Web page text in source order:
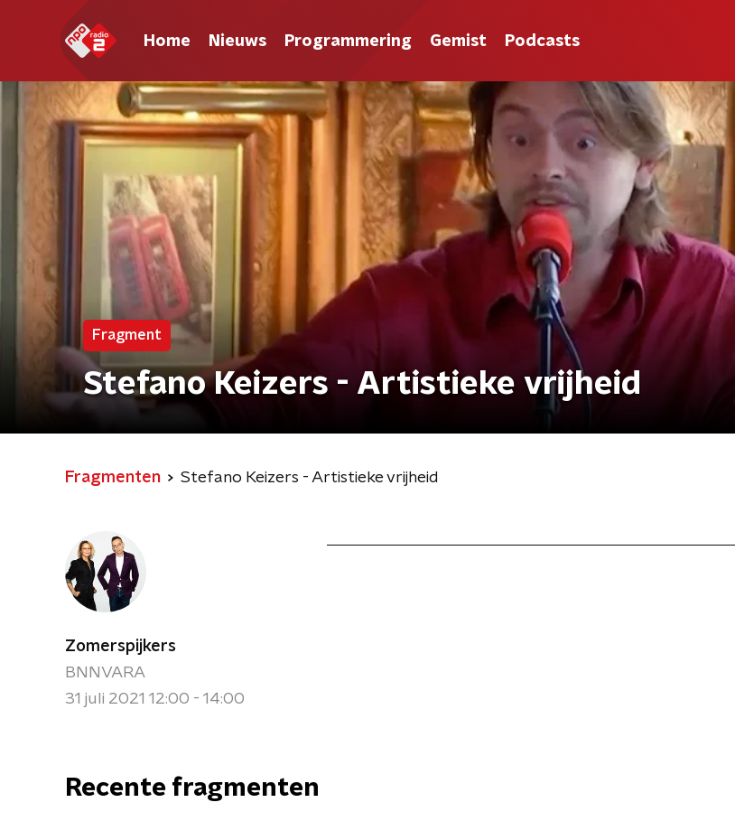
Home Nieuws Programmering Gemist Podcasts
Fragment
Stefano Keizers - Artistieke vrijheid
Fragmenten Stefano Keizers - Artistieke vrijheid
Zomerspijkers
BNNVARA
31 juli 2021 12:00 - 14:00
Recente fragmenten